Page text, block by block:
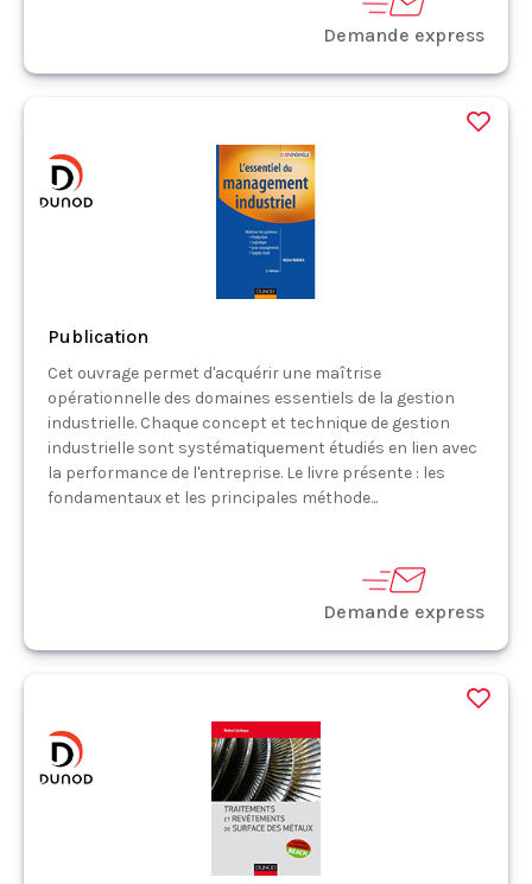
Demande express
Publication
Cet ouvrage permet d'acquérir une maîtrise
opérationnelle des domaines essentiels de la gestion
industrielle. Chaque concept et technique de gestion
industrielle sont systématiquement étudiés en lien avec
la performance de l'entreprise. Le livre présente : les
fondamentaux et les principales méthode...
Demande express